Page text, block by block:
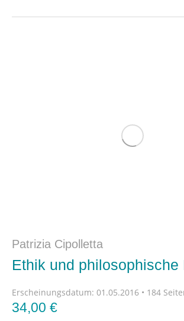
Patrizia Cipolletta
Ethik und philosophische
Erscheinungsdatum: 01.05.2016 • 184
34,00 €